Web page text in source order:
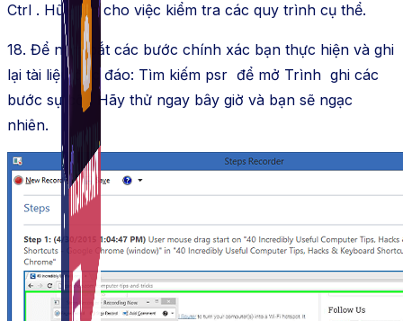
Auto Viral Content
Công cụ đặt lịch, đăng bài tự động cho hàng loạt
Ctrl . Hữu ích cho việc kiểm tra các quy trình cụ thể.
18. Để nắm bắt các bước chính xác bạn thực hiện và ghi
lại tài liệu độc đáo: Tìm kiếm psr để mở Trình ghi các
bước sự cố . Hãy thử ngay bây giờ và bạn sẽ ngạc
nhiên.